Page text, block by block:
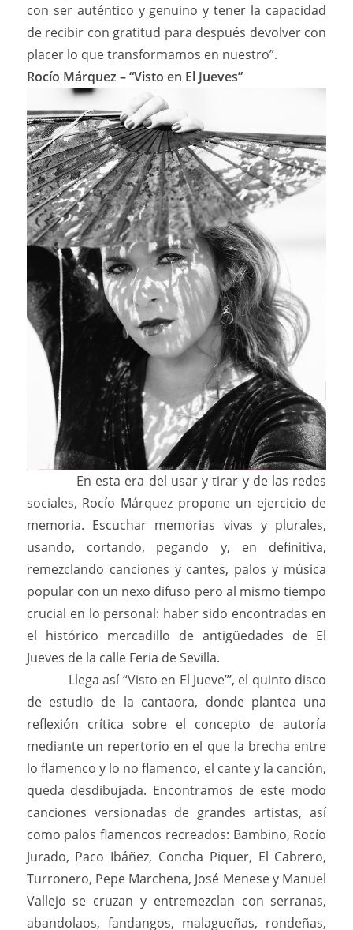
con ser auténtico y genuino y tener la capacidad
de recibir con gratitud para después devolver con
placer lo que transformamos en nuestro”.
Rocío Márquez – “Visto en El Jueves”
En esta era del usar y tirar y de las redes
sociales, Rocío Márquez propone un ejercicio de
memoria. Escuchar memorias vivas y plurales,
usando, cortando, pegando y, en definitiva,
remezclando canciones y cantes, palos y música
popular con un nexo difuso pero al mismo tiempo
crucial en lo personal: haber sido encontradas en
el histórico mercadillo de antigüedades de El
Jueves de la calle Feria de Sevilla.
Llega así “Visto en El Jueve”’, el quinto disco
de estudio de la cantaora, donde plantea una
reflexión crítica sobre el concepto de autoría
mediante un repertorio en el que la brecha entre
lo flamenco y lo no flamenco, el cante y la canción,
queda desdibujada. Encontramos de este modo
canciones versionadas de grandes artistas, así
como palos flamencos recreados: Bambino, Rocío
Jurado, Paco Ibáñez, Concha Piquer, El Cabrero,
Turronero, Pepe Marchena, José Menese y Manuel
Vallejo se cruzan y entremezclan con serranas,
abandolaos, fandangos, malagueñas, rondeñas,